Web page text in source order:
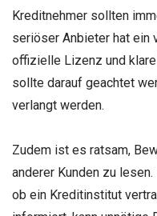
Kreditnehmer sollten
seriöser Anbieter hat ein
offizielle Lizenz und
sollte darauf geachtet
verlangt werden.
Zudem ist es ratsam,
anderer Kunden zu
ob ein Kreditinstitut